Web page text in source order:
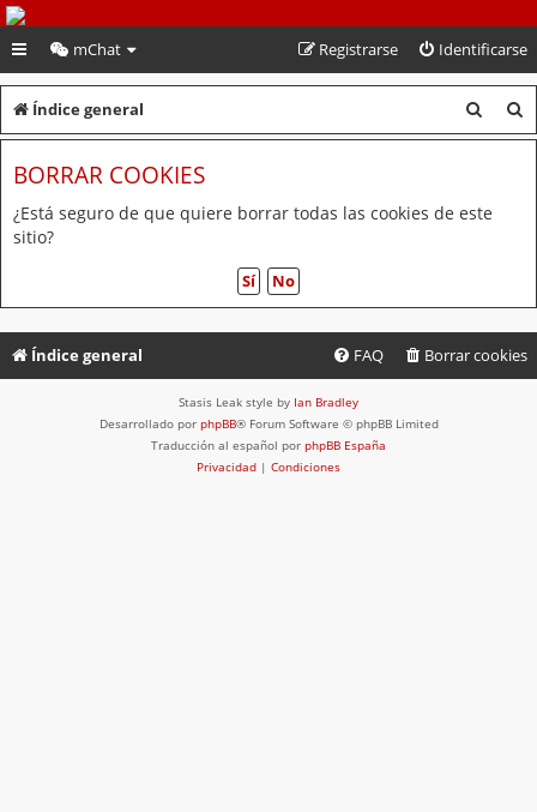
PeruVoley.com
mChat Identificarse
Registrarse
Índice general
u
u
c
BORRAR COOKIES
¿Está seguro de que quiere borrar todas las cookies de este
sitio?
Índice general Borrar cookies
FAQ
Stasis Leak style by Ian Bradley
Desarrollado por phpBB® Forum Software © phpBB Limited
Traducción al español por phpBB España
Privacidad | Condiciones